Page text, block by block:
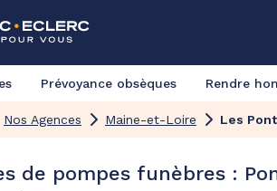
Prévoyance obsèques Rendre
Nos Agences Maine-et-Loire Les
de pompes funèbres :